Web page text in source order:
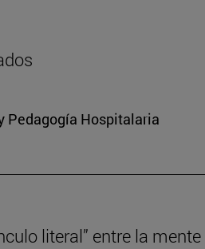
Pedagogía Hospitalaria
literal” entre la